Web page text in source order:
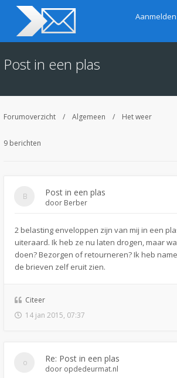
Aanmelden
Post in een plas
Forumoverzicht Algemeen Het weer
9 berichten
Post in een plas
door Berber
2 belasting enveloppen zijn van mij in een
uiteraard. Ik heb ze nu laten drogen, maar
doen? Bezorgen of retourneren? Ik heb
de brieven zelf eruit zien.
Citeer
14 jan 2015, 07:37
Re: Post in een plas
door opdedeurmat.nl